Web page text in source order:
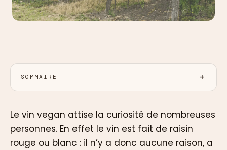
SOMMAIRE
Le vin vegan attise la curiosité de nombreuses
personnes. En effet le vin est fait de raisin
rouge ou blanc : il n’y a donc aucune raison, a